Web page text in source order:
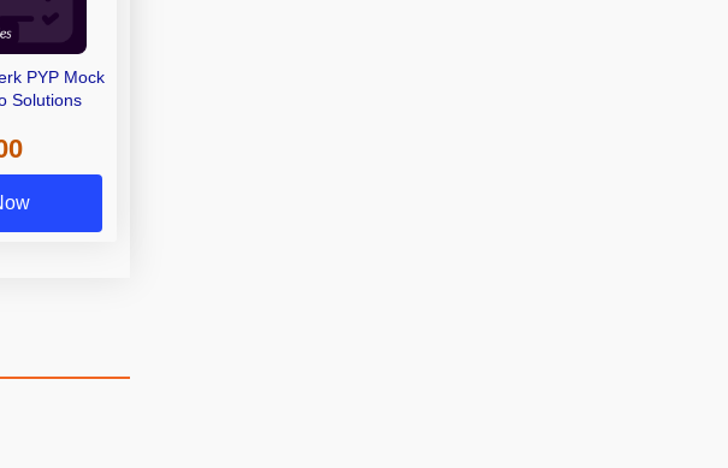
PYP Mock
Solutions